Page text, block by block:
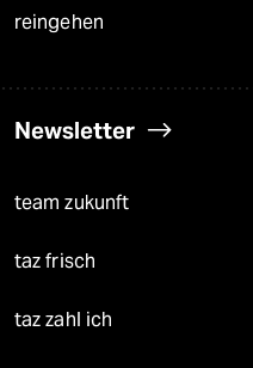
reingehen
Newsletter
team zukunft
taz frisch
taz zahl ich